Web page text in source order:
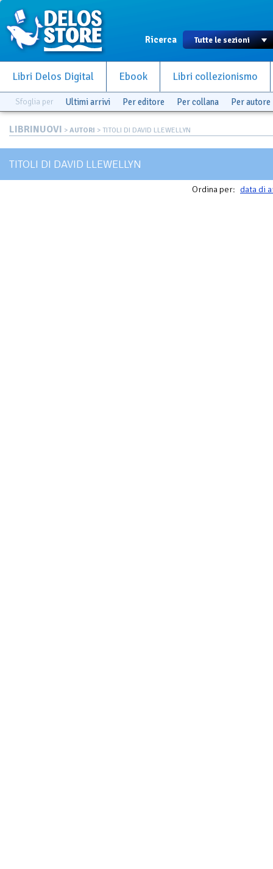
Ricerca
Libri Delos Digital Ebook Libri collezionismo
Sfoglia per Ultimi arrivi Per editore Per collana Per autore
LIBRINUOVI > AUTORI > TITOLI DI DAVID LLEWELLYN
TITOLI DI DAVID LLEWELLYN
Ordina per: data di